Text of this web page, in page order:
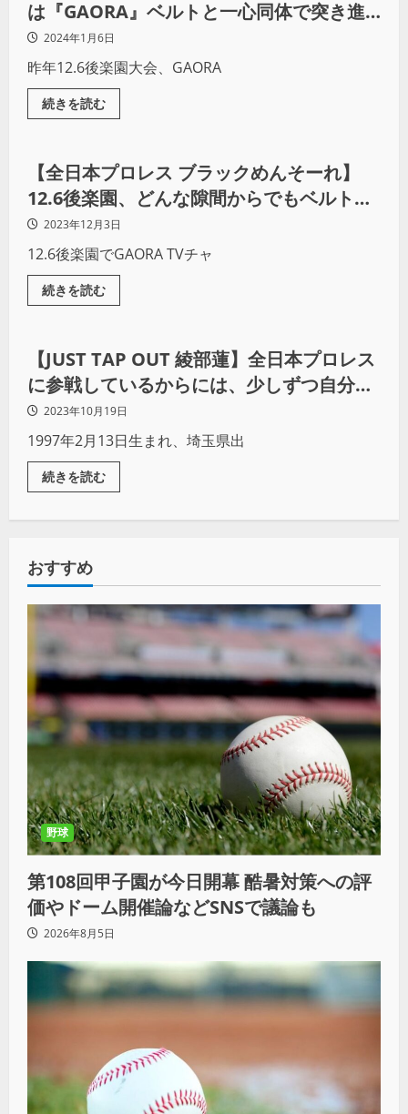
は『GAORA』ベルトと一心同体で突き進
み、挑戦者・立花誠吾を待ち受ける
2024年1月6日
昨年12.6後楽園大会、GAORA
続きを読む
プロレス
【全日本プロレス ブラックめんそーれ】
12.6後楽園、どんな隙間からでもベルトに
しがみついて奪う覚悟はできています
2023年12月3日
12.6後楽園でGAORA TVチャ
続きを読む
インタビュー
【JUST TAP OUT 綾部蓮】全日本プロレス
に参戦しているからには、少しずつ自分の
立場を上げていきたい
2023年10月19日
1997年2月13日生まれ、埼玉県出
続きを読む
おすすめ
野球
第108回甲子園が今日開幕 酷暑対策への評
価やドーム開催論などSNSで議論も
2026年8月5日